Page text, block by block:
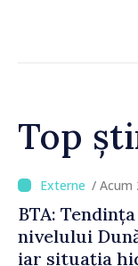
Top
/
Energocom
necesarul de
electrică